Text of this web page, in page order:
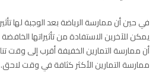
في حين أن ممارسة الرياضة بعد الوجبة لها
يمكن للآخرين الاستفادة من تأثيراتها
أن ممارسة التمارين الخفيفة أقرب إلى وقت
ممارسة التمارين الأكثر كثافة في وقت لاحق.